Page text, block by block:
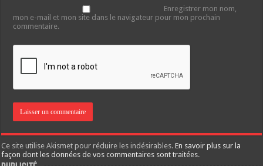
Enregistrer mon nom,
mon e-mail et mon site dans le navigateur pour mon prochain
commentaire.
Ce site utilise Akismet pour réduire les indésirables.En savoir plus sur la
façon dont les données de vos commentaires sont traitées.